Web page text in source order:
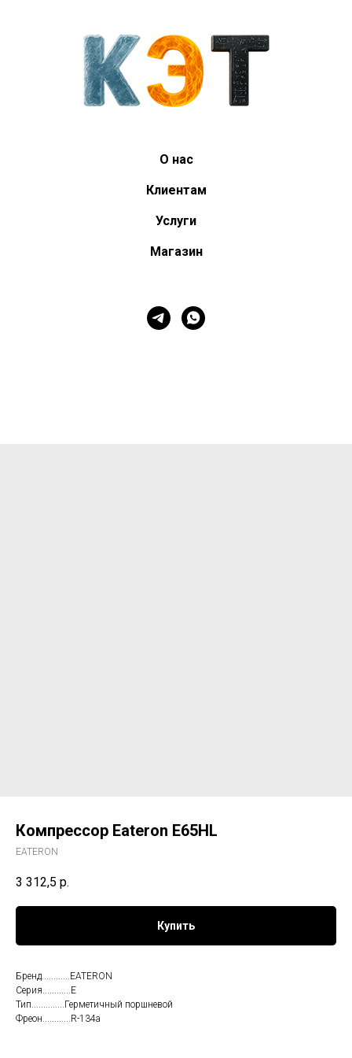
О нас
Клиентам
Услуги
Магазин
Компрессор Eateron E65HL
EATERON
3 312,5 р.
Купить
Бренд............EATERON
Серия............E
Тип..............Герметичный поршневой
Фреон............R-134a